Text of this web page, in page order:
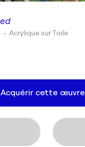
• Acrylique sur Toile
Acquérir cette œuvre